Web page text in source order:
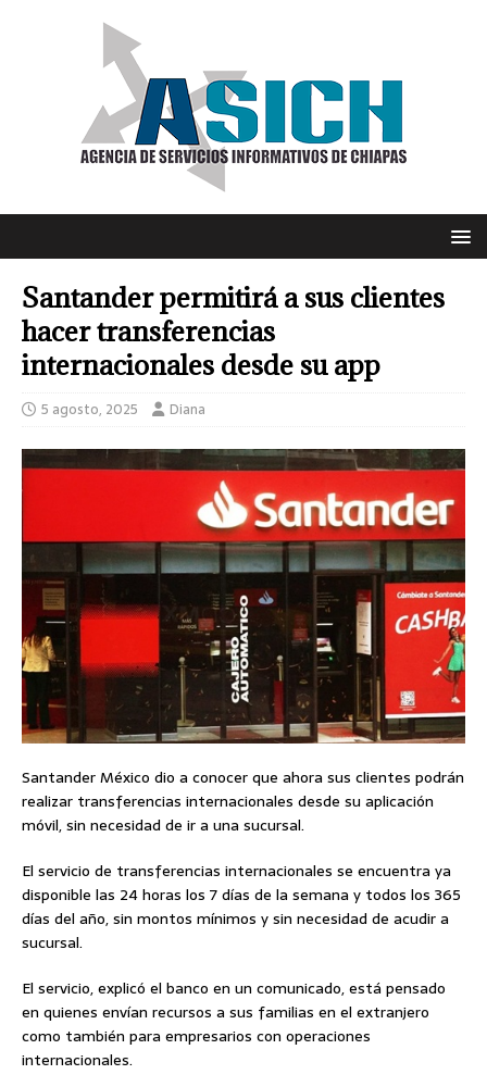
Santander permitirá a sus clientes
hacer transferencias
internacionales desde su app
5 agosto, 2025 Diana
Santander México dio a conocer que ahora sus clientes podrán
realizar transferencias internacionales desde su aplicación
móvil, sin necesidad de ir a una sucursal.
El servicio de transferencias internacionales se encuentra ya
disponible las 24 horas los 7 días de la semana y todos los 365
días del año, sin montos mínimos y sin necesidad de acudir a
sucursal.
El servicio, explicó el banco en un comunicado, está pensado
en quienes envían recursos a sus familias en el extranjero
como también para empresarios con operaciones
internacionales.